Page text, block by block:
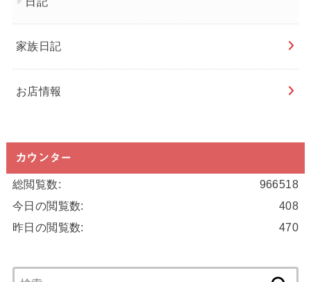
家族日記
お店情報
カウンター
966518
総閲覧数:
408
今日の閲覧数:
470
昨日の閲覧数: